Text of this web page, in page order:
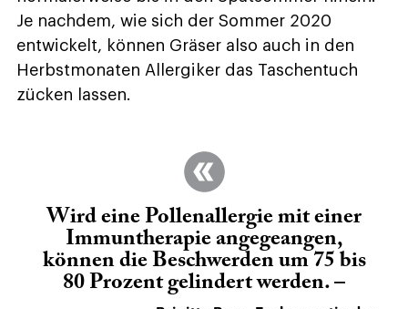
Je nachdem, wie sich der Sommer 2020
entwickelt, können Gräser also auch in den
Herbstmonaten Allergiker das Taschentuch
zücken lassen.
Wird eine Pollenallergie mit einer
Immuntherapie angegeangen,
können die Beschwerden um 75 bis
80 Prozent gelindert werden. –